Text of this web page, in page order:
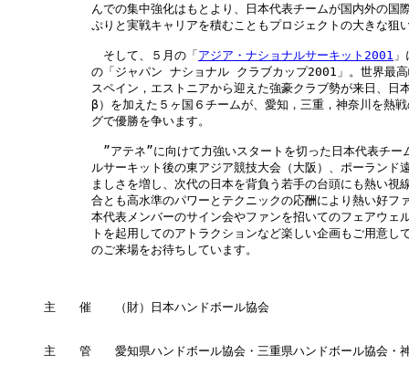
んでの集中強化はもとより、日本代表チームが国内外の国際
ぷりと実戦キャリアを積むこともプロジェクトの大きな狙
そして、５月の「アジア・ナショナルサーキット2001
の「ジャパン ナショナル クラブカップ2001」。世界最高
スペイン，エストニアから迎えた強豪クラブ勢が来日、日本
β）を加えた５ヶ国６チームが、愛知，三重，神奈川を熱戦
グで優勝を争います。
”アテネ”に向けて力強いスタートを切った日本代表チーム
ルサーキット後の東アジア競技大会（大阪）、ポーランド遠
ましさを増し、次代の日本を背負う若手の台頭にも熱い視線
合とも高水準のパワーとテクニックの応酬により熱い好ファ
本代表メンバーのサイン会やファンを招いてのフェアウェル
トを起用してのアトラクションなど楽しい企画もご用意して
のご来場をお待ちしています。
主　　催　　（財）日本ハンドボール協会
主　　管　　愛知県ハンドボール協会・三重県ハンドボール協会・